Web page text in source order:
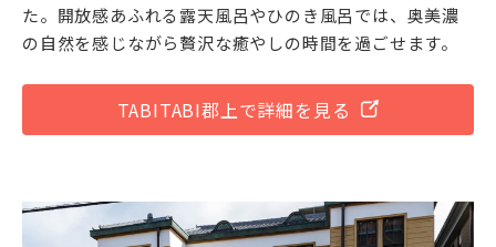
た。開放感あふれる露天風呂やひのき風呂では、奥美濃
の自然を感じながら贅沢な癒やしの時間を過ごせます。
TABITABI郡上で詳細を見る